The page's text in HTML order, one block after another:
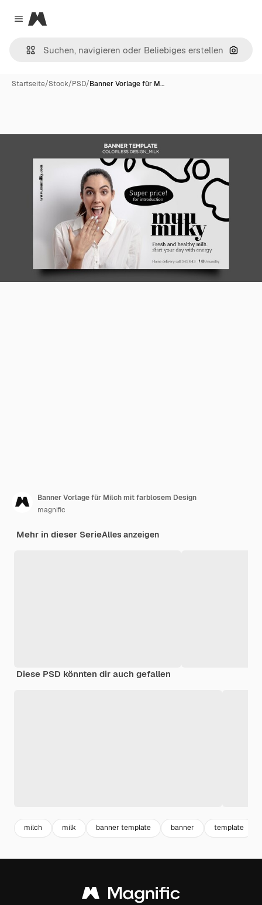
Close menu
Magnific
Nach
Startseite/Stock/PSD/Banner Vorlage für M…
Banner Vorlage für Milch mit farblosem Design
magnific
Mehr in dieser SerieAlles anzeigen
Diese PSD könnten dir auch gefallen
milch milk banner template banner template